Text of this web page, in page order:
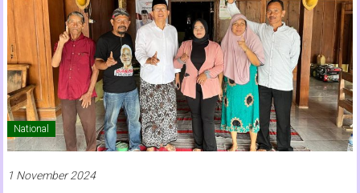
Online
Jawa
Timur
National
1 November 2024